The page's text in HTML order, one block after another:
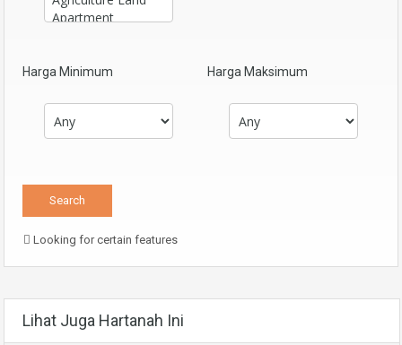
Harga Minimum Harga Maksimum
Looking for certain features
Lihat Juga Hartanah Ini